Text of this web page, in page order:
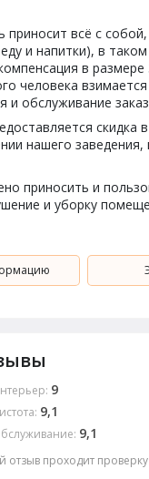
приносит всё с
и напитки), в
в размере
человека
и обслуживание
скидка
нашего заведения,
приносить и
и уборку
9
9,1
9,1
отзыв проходит